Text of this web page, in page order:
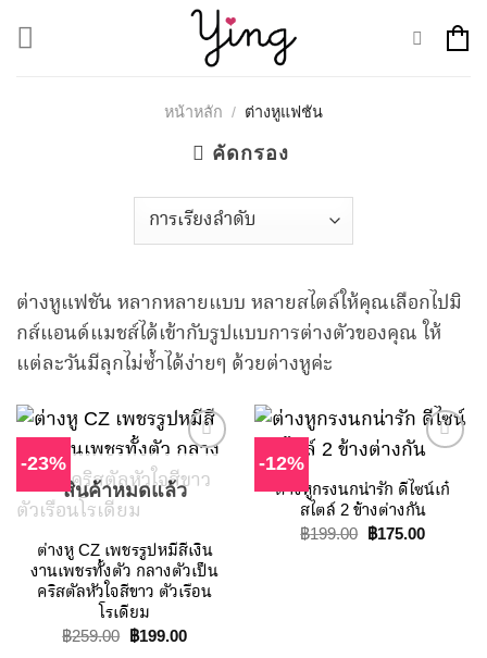
หน้าหลัก / ต่างหูแฟชัน
คัดกรอง
ต่างหูแฟชัน หลากหลายแบบ หลายสไตล์ให้คุณเลือกไปมิ
กส์แอนด์แมชส์ได้เข้ากับรูปแบบการต่างตัวของคุณ ให้
แต่ละวันมีลุกไม่ซ้ำได้ง่ายๆ ด้วยต่างหูค่ะ
-23%
สินค้าหมดแล้ว
ต่างหู CZ เพชรรูปหมีสีเงิน
งานเพชรทั้งตัว กลางตัวเป็น
คริสตัลหัวใจสีขาว ตัวเรือน
โรเดียม
฿259.00 Original
฿199.00Current
-12%
Add to
Wishlist
ต่างหูกรงนกน่ารัก ดีไซน์เก๋
สไตล์ 2 ข้างต่างกัน
฿199.00 Original
฿175.00Current